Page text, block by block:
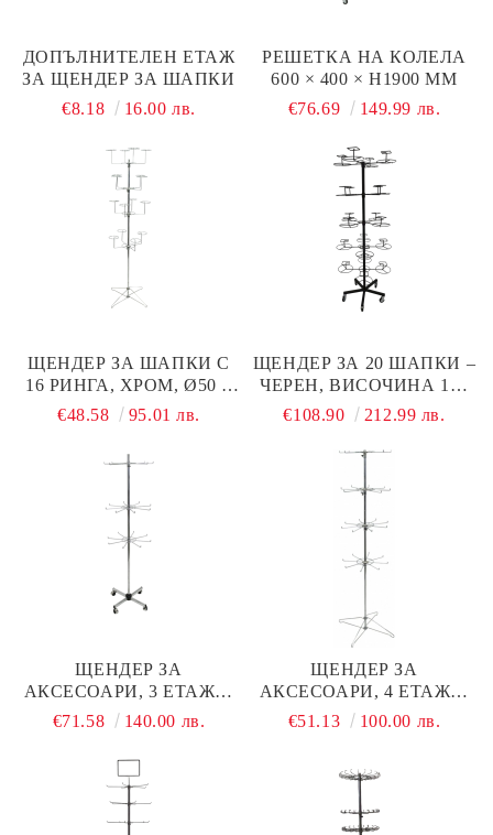
ДОПЪЛНИТЕЛЕН ЕТАЖ
ЗА ЩЕНДЕР ЗА ШАПКИ
€8.18
16.00 лв.
РЕШЕТКА НА КОЛЕЛА
600 × 400 × H1900 ММ
€76.69
149.99 лв.
ЩЕНДЕР ЗА ШАПКИ С
16 РИНГА, ХРОМ, Ø50 ×
H1900 ММ
€48.58 95.01 лв.
ЩЕНДЕР ЗА 20 ШАПКИ –
ЧЕРЕН, ВИСОЧИНА 175
СМ
€108.90 212.99 лв.
ЩЕНДЕР ЗА
АКСЕСОАРИ, 3 ЕТАЖА,
ХРОМ, Ø500×H1750 ММ
€71.58 140.00 лв.
ЩЕНДЕР ЗА
АКСЕСОАРИ, 4 ЕТАЖА,
ХРОМ, Ø430×H1750 ММ
€51.13 100.00 лв.